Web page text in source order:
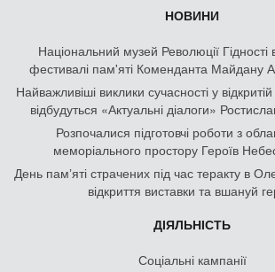
НОВИНИ
Національний музей Революції Гідності
фестивалі пам'яті Коменданта Майдану
Найважливіші виклики сучасності у
відбудуться «Актуальні діалоги»
Розпочалися підготовчі роботи з
меморіального простору Героїв
День памʼяті страчених під час теракту в
відкриття виставки та вшануй
ДІЯЛЬНІСТЬ
Соціальні кампанії